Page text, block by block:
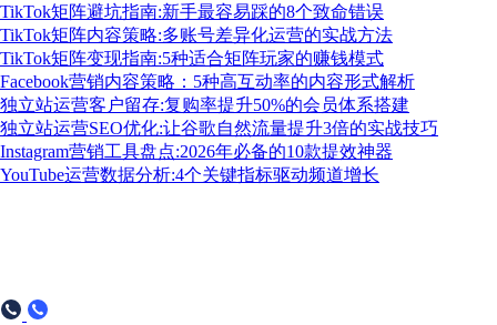
TikTok矩阵避坑指南:新手最容易踩的8个致命错误
TikTok矩阵内容策略:多账号差异化运营的实战方法
TikTok矩阵变现指南:5种适合矩阵玩家的赚钱模式
Facebook营销内容策略：5种高互动率的内容形式解析
独立站运营客户留存:复购率提升50%的会员体系搭建
独立站运营SEO优化:让谷歌自然流量提升3倍的实战技巧
Instagram营销工具盘点:2026年必备的10款提效神器
YouTube运营数据分析:4个关键指标驱动频道增长